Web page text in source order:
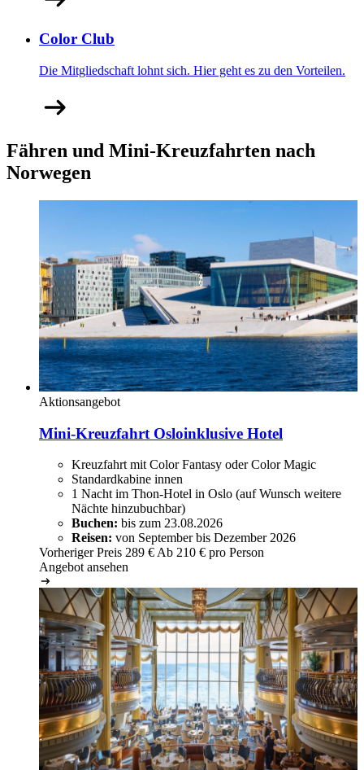
Color Club
Die Mitgliedschaft lohnt sich. Hier geht es zu den Vorteilen.
Fähren und Mini-Kreuzfahrten nach
Norwegen
Aktionsangebot
Mini-Kreuzfahrt Osloinklusive Hotel
Kreuzfahrt mit Color Fantasy oder Color Magic
Standardkabine innen
1 Nacht im Thon-Hotel in Oslo (auf Wunsch weitere
Nächte hinzubuchbar)
Buchen: bis zum 23.08.2026
Reisen: von September bis Dezember 2026
Vorheriger Preis 289 €Ab 210 € pro Person
Angebot ansehen